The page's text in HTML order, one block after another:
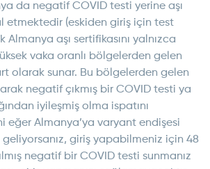
da negatif COVID testi yerine aşı
etmektedir (eskiden giriş için test
Almanya aşı sertifikasını yalnızca
vaka oranlı bölgelerden gelen
olarak sunar. Bu bölgelerden gelen
negatif çıkmış bir COVID testi ya
iyileşmiş olma ispatını
eğer Almanya’ya varyant endişesi
giriş yapabilmeniz için 48
negatif bir COVID testi sunmanız